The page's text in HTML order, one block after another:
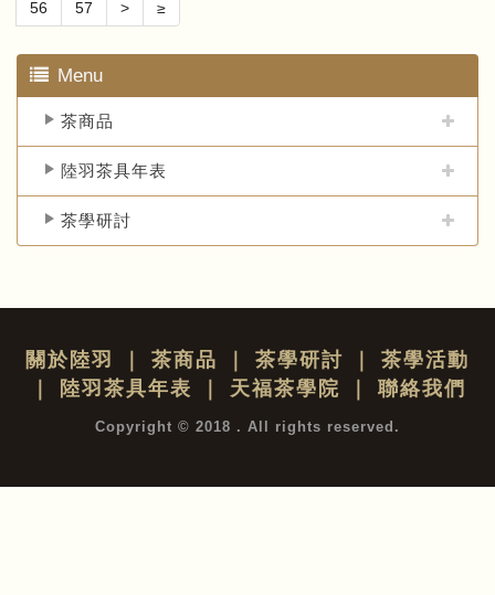
56 57 > ≥
Menu
茶商品
陸羽茶具年表
茶學研討
關於陸羽 茶商品 茶學研討
茶學活動
陸羽茶具年表 天福茶學院 聯絡我們
Copyright © 2018 . All rights reserved.